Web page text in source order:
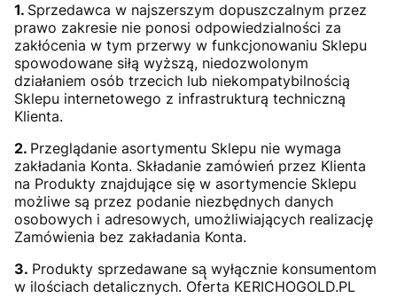
1. Sprzedawca w najszerszym dopuszczalnym przez
prawo zakresie nie ponosi odpowiedzialności za
zakłócenia w tym przerwy w funkcjonowaniu Sklepu
spowodowane siłą wyższą, niedozwolonym
działaniem osób trzecich lub niekompatybilnością
Sklepu internetowego z infrastrukturą techniczną
Klienta.
2. Przeglądanie asortymentu Sklepu nie wymaga
zakładania Konta. Składanie zamówień przez Klienta
na Produkty znajdujące się w asortymencie Sklepu
możliwe są przez podanie niezbędnych danych
osobowych i adresowych, umożliwiających realizację
Zamówienia bez zakładania Konta.
3. Produkty sprzedawane są̨ wyłącznie konsumentom
w ilościach detalicznych. Oferta KERICHOGOLD.PL